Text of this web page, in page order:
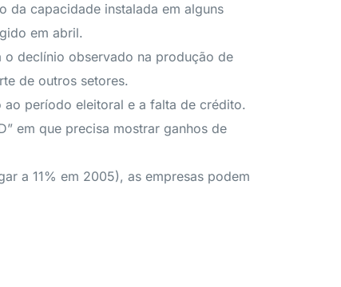
da capacidade instalada em alguns
em abril.
o declínio observado na produção de
de outros setores.
ao período eleitoral e a falta de crédito.
em que precisa mostrar ganhos de
a 11% em 2005), as empresas podem